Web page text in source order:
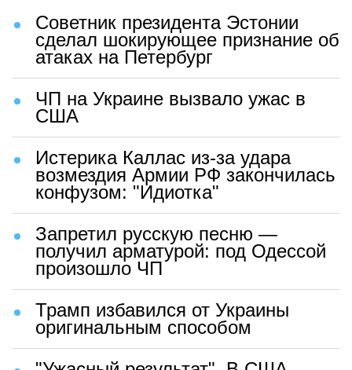
Советник президента Эстонии
сделал шокирующее признание об
атаках на Петербург
ЧП на Украине вызвало ужас в
США
Истерика Каллас из-за удара
возмездия Армии РФ закончилась
конфузом: "Идиотка"
Запретил русскую песню —
получил арматурой: под Одессой
произошло ЧП
Трамп избавился от Украины
оригинальным способом